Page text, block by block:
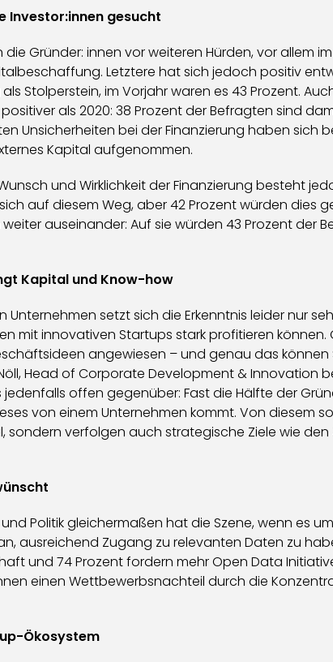
Investor:innen gesucht
Gründer: innen vor weiteren Hürden, vor allem
Letztere hat sich jedoch positiv
Stolperstein, im Vorjahr waren es 43 Prozent.
als 2020: 38 Prozent der Befragten sind
Unsicherheiten bei der Finanzierung haben sich
Kapital aufgenommen.
und Wirklichkeit der Finanzierung besteht
auf diesem Weg, aber 42 Prozent würden dies
auseinander: Auf sie würden 43 Prozent der
Kapital und Know-how
Unternehmen setzt sich die Erkenntnis leider nur
mit innovativen Startups stark profitieren
angewiesen – und genau das
Head of Corporate Development & Innovation
offen gegenüber: Fast die Hälfte der
von einem Unternehmen kommt. Von diesem
sondern verfolgen auch strategische Ziele wie
Politik gleichermaßen hat die Szene, wenn es
ausreichend Zugang zu relevanten Daten zu
und 74 Prozent fordern mehr Open Data
einen Wettbewerbsnachteil durch die
Ökosystem